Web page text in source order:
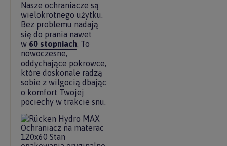
Nasze ochraniacze są
wielokrotnego użytku.
Bez problemu nadają
się do prania nawet
w 60 stopniach. To
nowoczesne,
oddychające pokrowce,
które doskonale radzą
sobie z wilgocią dbając
o komfort Twojej
pociechy w trakcie snu.